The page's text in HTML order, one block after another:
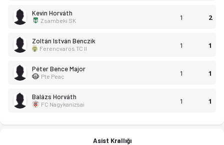
Kevin Horváth
Zsambeki SK 1 2
Zoltán István Benczik
Ferencvaros TC II 1 1
Péter Bence Major
Pte Peac 1 1
Balázs Horváth
FC Nagykanizsai 1 1
Asist Krallığı